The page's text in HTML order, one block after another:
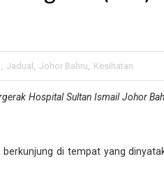
, Jadual , Johor Bahru, Kesihatan
Hospital Sultan Ismail Johor
di tempat yang